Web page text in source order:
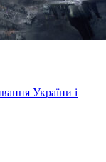
України і